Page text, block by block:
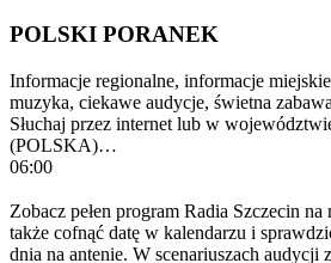
POLSKI PORANEK
Informacje regionalne, informacje
muzyka, ciekawe audycje, świetna
Słuchaj przez internet lub w
(POLSKA)…
06:00
Zobacz pełen program Radia Szczecin
także cofnąć datę w kalendarzu i
dnia na antenie. W scenariuszach audycji